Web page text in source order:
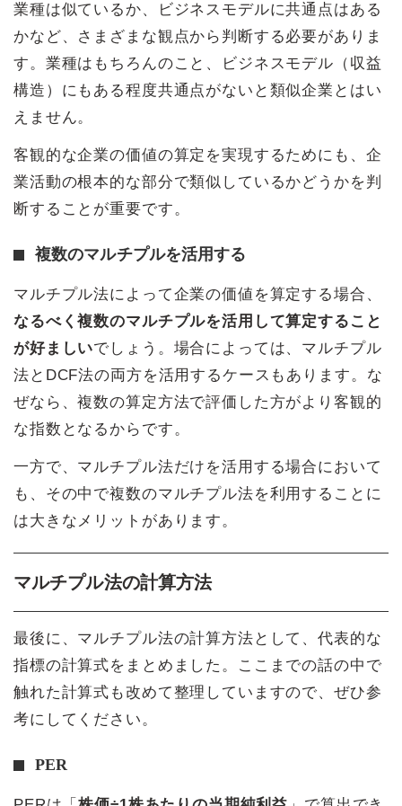
業種は似ているか、ビジネスモデルに共通点はある
かなど、さまざまな観点から判断する必要がありま
す。業種はもちろんのこと、ビジネスモデル（収益
構造）にもある程度共通点がないと類似企業とはい
えません。
客観的な企業の価値の算定を実現するためにも、企
業活動の根本的な部分で類似しているかどうかを判
断することが重要です。
複数のマルチプルを活用する
マルチプル法によって企業の価値を算定する場合、
なるべく複数のマルチプルを活用して算定すること
が好ましいでしょう。場合によっては、マルチプル
法とDCF法の両方を活用するケースもあります。な
ぜなら、複数の算定方法で評価した方がより客観的
な指数となるからです。
一方で、マルチプル法だけを活用する場合において
も、その中で複数のマルチプル法を利用することに
は大きなメリットがあります。
マルチプル法の計算方法
最後に、マルチプル法の計算方法として、代表的な
指標の計算式をまとめました。ここまでの話の中で
触れた計算式も改めて整理していますので、ぜひ参
考にしてください。
PER